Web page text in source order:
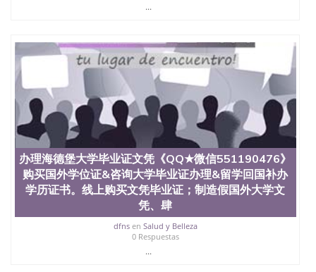
State University）圣何塞州立大学（San Jose State
University）圣何塞州立大学（San Jose State
University）圣何塞州立大学（San Jose State
University）圣何塞州立大学学位证（San Jose State
University）圣何塞州立大学学位证（San Jose State
University）圣何塞州立大学学位证（San Jose State
University）圣何塞州立大学（San Jose State
University）圣何塞州立大学（San Jose State
University）圣何塞州立大学（San Jose State
University）圣何塞州立大学（San Jose State
University）圣何塞州立大学学位证（San Jose State
University）圣何塞州立大学学位证（San Jose State
University）圣何塞州立大学结业证（San Jose State
University）圣何塞州立大学结业证（San Jose State
University）圣何塞州立大学结业证（San Jose State
University）圣何塞州立大学学位证（San Jose State
University）圣何塞州立大学学位证（San Jose State
University）圣何塞州立大学学历证书（San Jose
...
办理海德堡大学毕业证文凭《QQ★微信551190476》
购买国外学位证&咨询大学毕业证办理&留学回国补办
学历证书。线上购买文凭毕业证；制造假国外大学文
凭、肆
dfnsen Salud y Belleza
0 Respuestas
...